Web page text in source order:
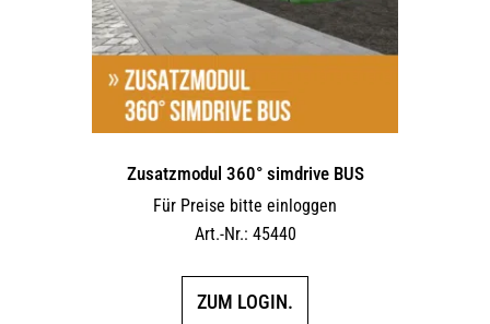
der
Produktseite
Zusatzmodul 360° simdrive BUS
Für Preise bitte einloggen
Art.-Nr.: 45440
ZUM LOGIN.